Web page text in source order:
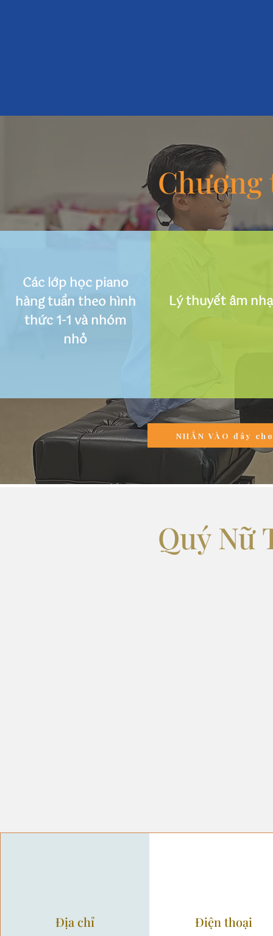
Các lớp học piano
hàng tuần theo hình
thức 1-1 và nhóm
nhỏ
Lý thuyết âm
NHẤN VÀO đây
Quý Nữ
Địa chỉ Điện thoại